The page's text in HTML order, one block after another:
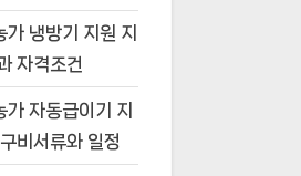
냉방기 지원 지
자격조건
자동급이기 지
비서류와 일정